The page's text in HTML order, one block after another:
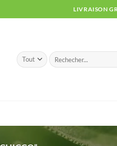
LIVRAISON
Recherche
pour :